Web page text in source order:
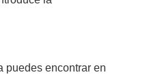
puedes encontrar en